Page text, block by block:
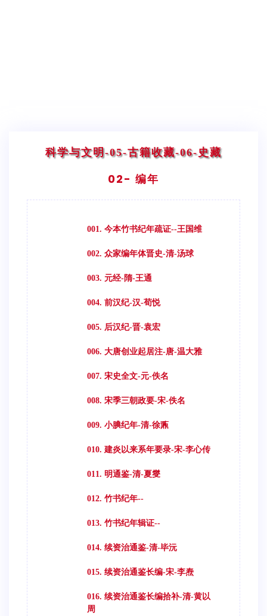
科学与文明-05-古籍收藏-06-史藏
02- 编年
001. 今本竹书纪年疏证--王国维
002. 众家编年体晋史-清-汤球
003. 元经-隋-王通
004. 前汉纪-汉-荀悦
005. 后汉纪-晋-袁宏
006. 大唐创业起居注-唐-温大雅
007. 宋史全文-元-佚名
008. 宋季三朝政要-宋-佚名
009. 小腆纪年-清-徐鼒
010. 建炎以来系年要录-宋-李心传
011. 明通鉴-清-夏燮
012. 竹书纪年--
013. 竹书纪年辑证--
014. 续资治通鉴-清-毕沅
015. 续资治通鉴长编-宋-李焘
016. 续资治通鉴长编拾补-清-黄以
周